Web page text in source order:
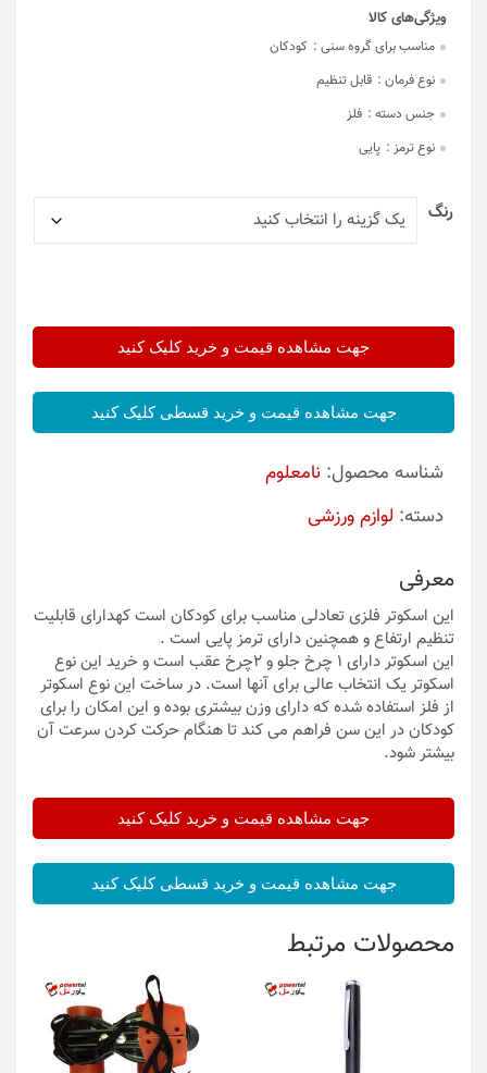
مناسب برای گروه سنی : کودکان
نوع فرمان : قابل تنظیم
جنس دسته : فلز
نوع ترمز : پایی
رنگ
جهت مشاهده قیمت و خرید کلیک کنید
جهت مشاهده قیمت و خرید قسطی کلیک کنید
شناسه محصول: نامعلوم
دسته: لوازم ورزشی
معرفی
این اسکوتر فلزی تعادلی مناسب برای کودکان است کهدارای قابلیت
تنظیم ارتفاع و همچنین دارای ترمز پایی است .
این اسکوتر دارای 1 چرخ جلو و 2چرخ عقب است و خرید این نوع
اسکوتر یک انتخاب عالی برای آنها است. در ساخت این نوع اسکوتر
از فلز استفاده شده که دارای وزن بیشتری بوده و این امکان را برای
کودکان در این سن فراهم می کند تا هنگام حرکت کردن سرعت آن
بیشتر شود.
جهت مشاهده قیمت و خرید کلیک کنید
جهت مشاهده قیمت و خرید قسطی کلیک کنید
محصولات مرتبط